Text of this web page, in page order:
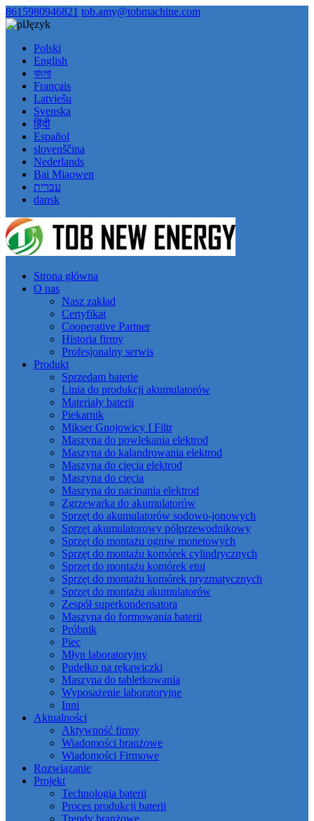
8615980946821 tob.amy@tobmachine.com
Język
Polski
English
বাংলা
Français
Latviešu
Svenska
हिंदी
Español
slovenščina
Nederlands
Bai Miaowen
עברית
dansk
Strona główna
O nas
Nasz zakład
Certyfikat
Cooperative Partner
Historia firmy
Profesjonalny serwis
Produkt
Sprzedam baterie
Linia do produkcji akumulatorów
Materiały baterii
Piekarnik
Mikser Gnojowicy I Filtr
Maszyna do powlekania elektrod
Maszyna do kalandrowania elektrod
Maszyna do cięcia elektrod
Maszyna do cięcia
Maszyna do nacinania elektrod
Zgrzewarka do akumulatorów
Sprzęt do akumulatorów sodowo-jonowych
Sprzęt akumulatorowy półprzewodnikowy
Sprzęt do montażu ogniw monetowych
Sprzęt do montażu komórek cylindrycznych
Sprzęt do montażu komórek etui
Sprzęt do montażu komórek pryzmatycznych
Sprzęt do montażu akumulatorów
Zespół superkondensatora
Maszyna do formowania baterii
Próbnik
Piec
Młyn laboratoryjny
Pudełko na rękawiczki
Maszyna do tabletkowania
Wyposażenie laboratoryjne
Inni
Aktualności
Aktywność firmy
Wiadomości branżowe
Wiadomości Firmowe
Rozwiązanie
Projekt
Technologia baterii
Proces produkcji baterii
Trendy branżowe